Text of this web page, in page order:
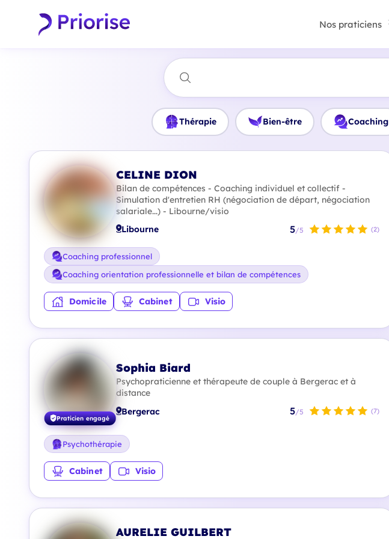
Nos praticiens
Thérapie Bien-être Coaching
CELINE DION
Bilan de compétences - Coaching individuel et collectif -
Simulation d'entretien RH (négociation de départ, négociation
salariale...) - Libourne/visio
Libourne 5/5 (2)
Coaching professionnel
Coaching orientation professionnelle et bilan de compétences
Domicile Cabinet Visio
Praticien engagé
Sophia Biard
Psychopraticienne et thérapeute de couple à Bergerac et à
distance
Bergerac 5/5 (7)
Psychothérapie
Cabinet Visio
AURELIE GUILBERT